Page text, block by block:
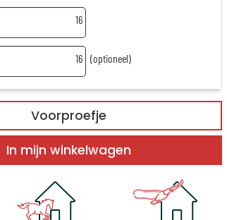
16
16 (optioneel)
Voorproefje
In mijn winkelwagen